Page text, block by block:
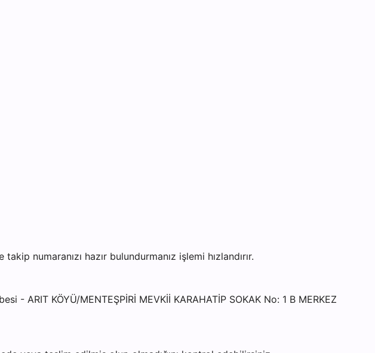
numaranızı hazır bulundurmanız işlemi hızlandırır.
- ARIT KÖYÜ/MENTEŞPİRİ MEVKİİ KARAHATİP SOKAK No: 1 B MERKEZ